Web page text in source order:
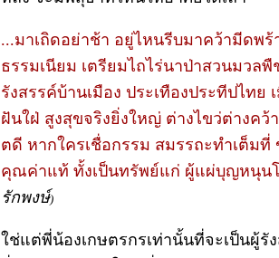
...มาเถิดอย่าช้า อยู่ไหนรีบมาคว้ามีดพ
ธรรมเนียม เตรียมไถไร่นาป่าสวนมวล
รังสรรค์บ้านเมือง ประเทืองประทีปไท
ฝันใฝ่ สูงสุขจริงยิ่งใหญ่ ต่างไขว่ต่างค
ตดี หากใครเชื่อกรรม สมรรถะทำเต็ม
คุณค่าแท้ ทั้งเป็นทรัพย์แก่ ผู้แผ่บุญหนุน
รักพงษ์)
ใช่แต่พี่น้องเกษตรกรเท่านั้นที่จะเป็นผู้รั